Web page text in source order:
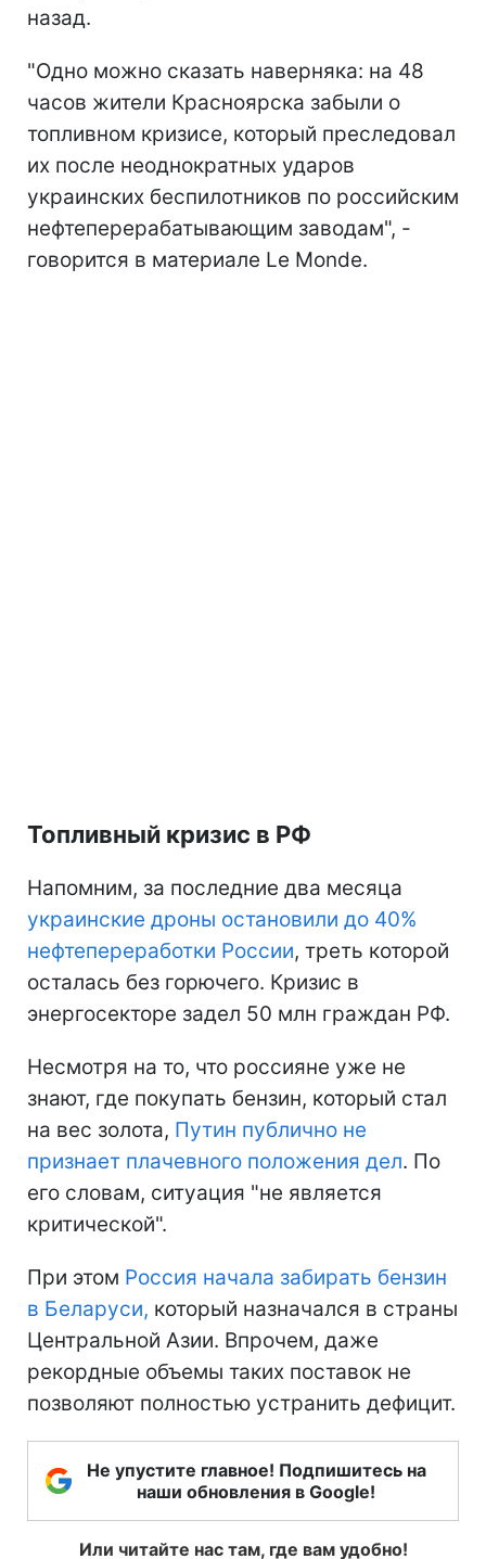
назад.
"Одно можно сказать наверняка: на 48
часов жители Красноярска забыли о
топливном кризисе, который преследовал
их после неоднократных ударов
украинских беспилотников по российским
нефтеперерабатывающим заводам", -
говорится в материале Le Monde.
Топливный кризис в РФ
Напомним, за последние два месяца
украинские дроны остановили до 40%
нефтепереработки России, треть которой
осталась без горючего. Кризис в
энергосекторе задел 50 млн граждан РФ.
Несмотря на то, что россияне уже не
знают, где покупать бензин, который стал
на вес золота, Путин публично не
признает плачевного положения дел. По
его словам, ситуация "не является
критической".
При этом Россия начала забирать бензин
в Беларуси, который назначался в страны
Центральной Азии. Впрочем, даже
рекордные объемы таких поставок не
позволяют полностью устранить дефицит.
Не упустите главное! Подпишитесь на
наши обновления в Google!
Или читайте нас там, где вам удобно!